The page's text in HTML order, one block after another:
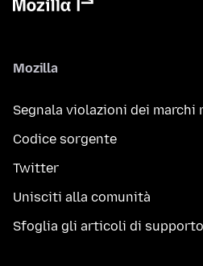
Mozilla
Segnala violazioni dei marchi
Codice sorgente
Twitter
Unisciti alla comunità
Sfoglia gli articoli di supporto